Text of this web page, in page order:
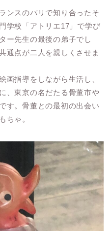
ンスのパリで知り合ったそ
学校「アトリエ17」で学び
ー先生の最後の弟子でし
通点が二人を親しくさせま
画指導をしながら生活し、
、東京の名だたる骨董市や
す。骨董との最初の出会い
ちゃ。